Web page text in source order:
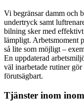
Vi begränsar damm och
undertryck samt
bilning sker med
lämpligt. Arbetsmoment
så lite som möjligt –
En uppdaterad
väl inarbetade rutiner
förutsägbart.
Tjänster inom